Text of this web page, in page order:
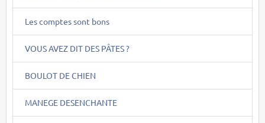
Les comptes sont bons
VOUS AVEZ DIT DES PÂTES ?
BOULOT DE CHIEN
MANEGE DESENCHANTE